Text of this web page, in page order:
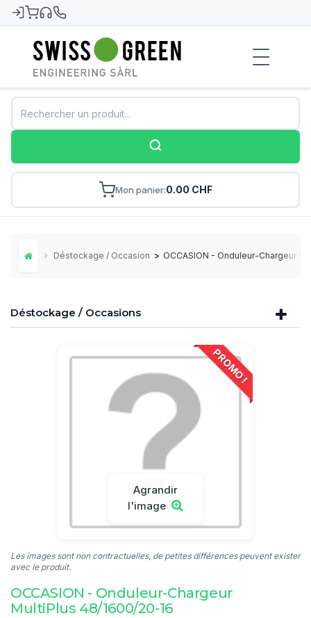
Swiss-Green
Mon panier 0.00 CHF
Home Déstockage / Occasions > OCCASION - Onduleur-Chargeur
Déstockage / Occasions
PROMO !
Agrandir
l'image
Les images sont non contractuelles, de petites différences peuvent exister
avec le produit.
OCCASION - Onduleur-Chargeur
MultiPlus 48/1600/20-16